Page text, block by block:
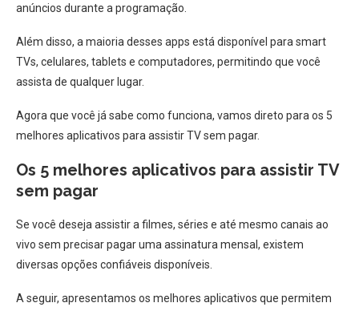
anúncios durante a programação.
Além disso, a maioria desses apps está disponível para smart
TVs, celulares, tablets e computadores, permitindo que você
assista de qualquer lugar.
Agora que você já sabe como funciona, vamos direto para os 5
melhores aplicativos para assistir TV sem pagar.
Os 5 melhores aplicativos para assistir TV
sem pagar
Se você deseja assistir a filmes, séries e até mesmo canais ao
vivo sem precisar pagar uma assinatura mensal, existem
diversas opções confiáveis disponíveis.
A seguir, apresentamos os melhores aplicativos que permitem